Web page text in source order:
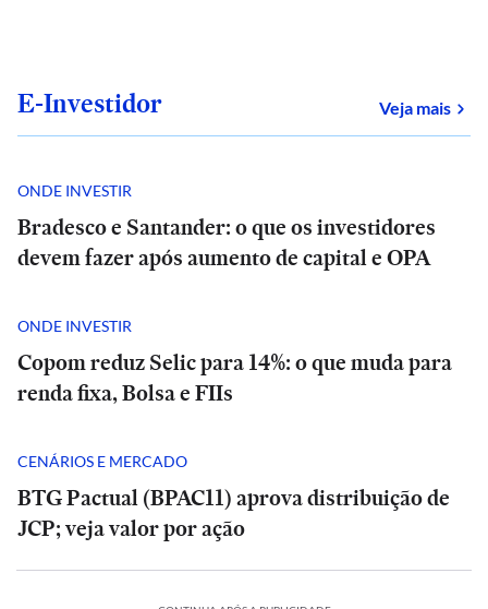
E-Investidor Veja mais
ONDE INVESTIR
Bradesco e Santander: o que os investidores
devem fazer após aumento de capital e OPA
ONDE INVESTIR
Copom reduz Selic para 14%: o que muda para
renda fixa, Bolsa e FIIs
CENÁRIOS E MERCADO
BTG Pactual (BPAC11) aprova distribuição de
JCP; veja valor por ação